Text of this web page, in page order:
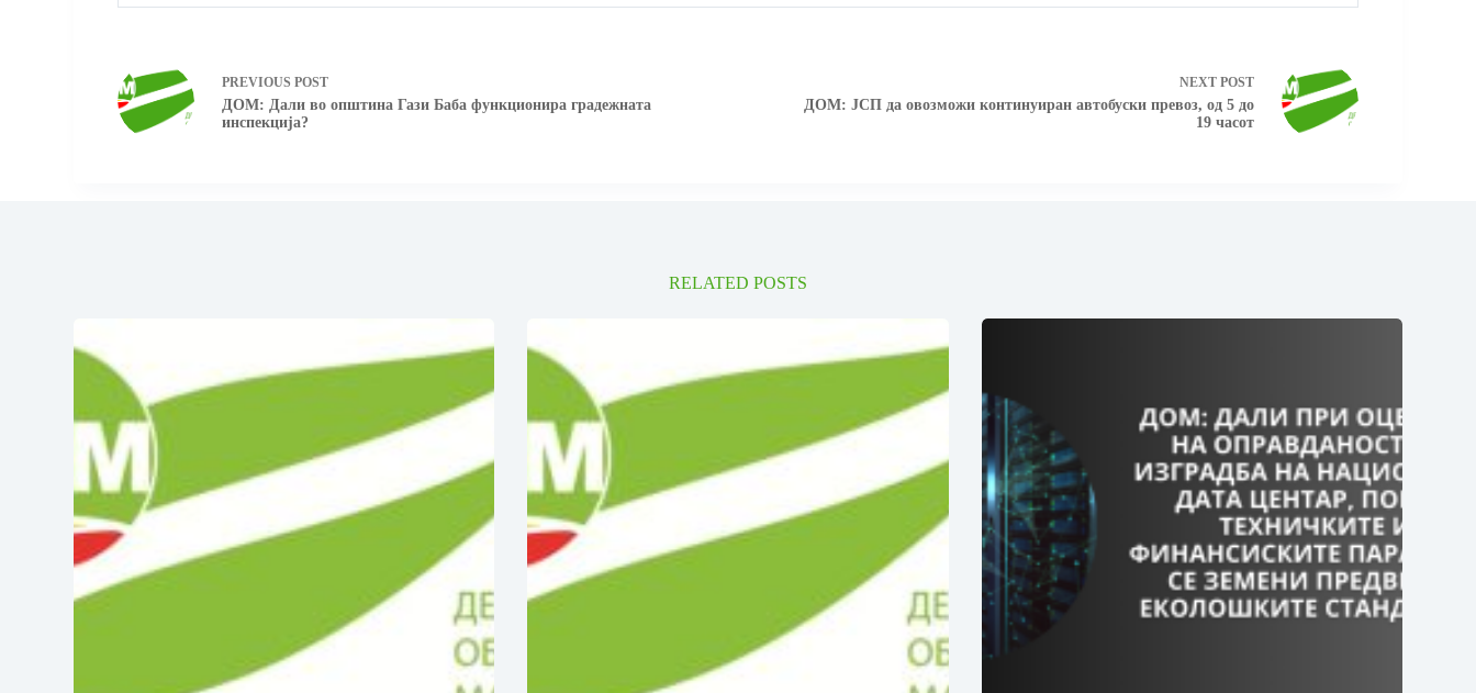
PREVIOUSPOST
ДОМ: Дали во општина Гази Баба функционира градежната
инспекција?
NEXT POST
ДОМ: ЈСП да овозможи континуиран автобуски превоз, од 5 до
19 часот
RELATED POSTS